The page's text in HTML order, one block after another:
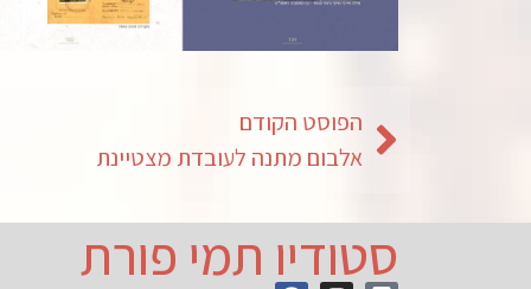
הפוסט הקודם
אלבום מתנה לעובדת מצטיינת
סטודיו תמי פורת